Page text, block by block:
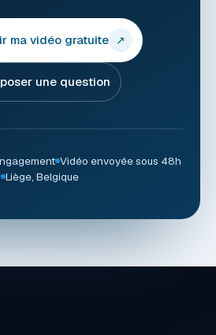
ma vidéo gratuite ↗
une question
Vidéo envoyée sous 48h
Liège, Belgique